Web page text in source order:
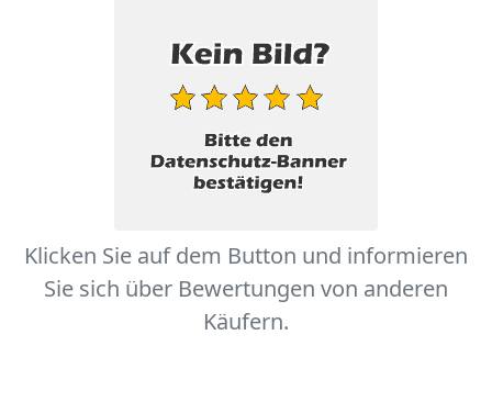
Klicken Sie auf dem Button und informieren
Sie sich über Bewertungen von anderen
Käufern.